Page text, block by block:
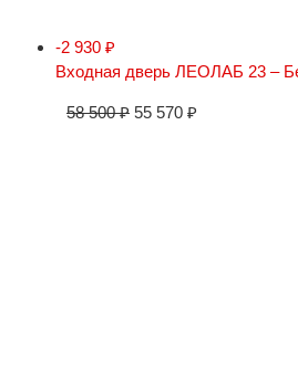
-2 930 ₽
Входная дверь ЛЕОЛАБ 23 –
58 500₽ 55 570 ₽